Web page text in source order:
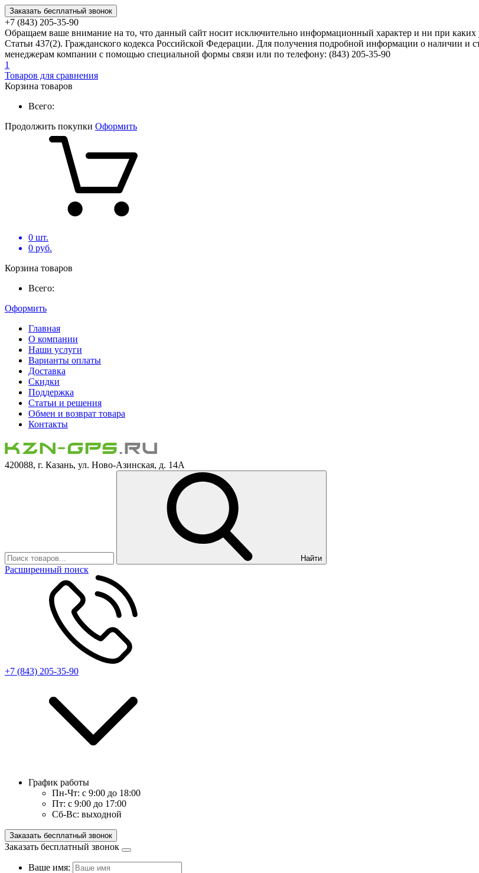
Заказать бесплатный звонок
+7 (843) 205-35-90
Обращаем ваше внимание на то, что данный сайт носит исключительно информационный характер и ни при
Статьи 437(2). Гражданского кодекса Российской Федерации. Для получения подробной информации о наличии и
менеджерам компании с помощью специальной формы связи или по телефону: (843) 205-35-90
1
Товаров для сравнения
Корзина товаров
Всего:
Продолжить покупки Оформить
0 шт.
0 руб.
Корзина товаров
Всего:
Оформить
Главная
О компании
Наши услуги
Варианты оплаты
Доставка
Скидки
Поддержка
Статьи и решения
Обмен и возврат товара
Контакты
420088, г. Казань, ул. Ново-Азинская, д. 14А
Найти
Расширенный поиск
+7 (843) 205-35-90
График работы
Пн-Чт: с 9:00 до 18:00
Пт: с 9:00 до 17:00
Сб-Вс: выходной
Заказать бесплатный звонок
Заказать бесплатный звонок
Ваше имя: